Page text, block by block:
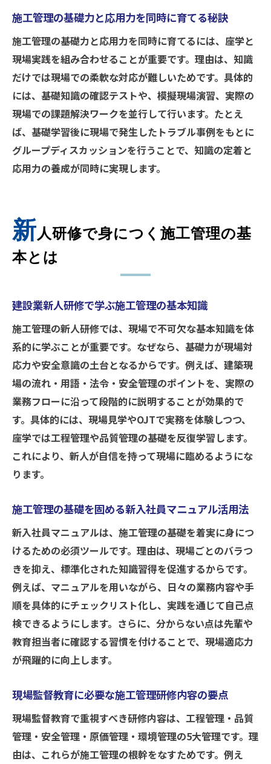
解
新人現場監督が知るべき施工管理の基礎知
識
働きやすい現場を実現する施工管理の学び
経験を活かす施工管理のスキルアップ法
即戦力を育てる施工管理の実践プログラム
施工管理の即戦力を養う実践プログラムの
特徴
実務に直結する施工管理の研修内容とは
ゲームを活用した施工管理の新しい教育方
現場で役立つ施工管理のプログラム導入実
明日から役立つ施工管理教育の実例集
現場で使える施工管理教育の成功事例紹介
新人研修で効果的だった施工管理教育の工
夫
現場監督の成長に繋がる施工管理実践例
建設業の課題を解決した施工管理教育の実
例
働きやすさを実現した施工管理の教育実践
記録
施工管理の基礎力と応用力を同時に育てる秘訣
施工管理の基礎力と応用力を同時に育てるには、座学と
現場実践を組み合わせることが重要です。理由は、知識
だけでは現場での柔軟な対応が難しいためです。具体的
には、基礎知識の確認テストや、模擬現場演習、実際の
現場での課題解決ワークを並行して行います。たとえ
ば、基礎学習後に現場で発生したトラブル事例をもとに
グループディスカッションを行うことで、知識の定着と
応用力の養成が同時に実現します。
新人研修で身につく施工管理の基
本とは
建設業新人研修で学ぶ施工管理の基本知識
施工管理の新人研修では、現場で不可欠な基本知識を体
系的に学ぶことが重要です。なぜなら、基礎力が現場対
応力や安全意識の土台となるからです。例えば、建築現
場の流れ・用語・法令・安全管理のポイントを、実際の
業務フローに沿って段階的に説明することが効果的で
す。具体的には、現場見学やOJTで実務を体験しつつ、
座学では工程管理や品質管理の基礎を反復学習します。
これにより、新人が自信を持って現場に臨めるようにな
ります。
施工管理の基礎を固める新入社員マニュアル活用法
新入社員マニュアルは、施工管理の基礎を着実に身につ
けるための必須ツールです。理由は、現場ごとのバラつ
きを抑え、標準化された知識習得を促進するからです。
例えば、マニュアルを用いながら、日々の業務内容や手
順を具体的にチェックリスト化し、実践を通じて自己点
検できるようにします。さらに、分からない点は先輩や
教育担当者に確認する習慣を付けることで、現場適応力
が飛躍的に向上します。
現場監督教育に必要な施工管理研修内容の要点
現場監督教育で重視すべき研修内容は、工程管理・品質
管理・安全管理・原価管理・環境管理の5大管理です。理
由は、これらが施工管理の根幹をなすためです。例え